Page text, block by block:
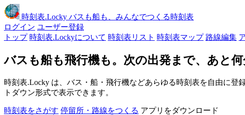
時刻表.Locky バスも船も、みんなでつくる時刻表
ログイン ユーザー登録
トップ 時刻表.Lockyについて 時刻表リスト 時刻表マップ 路線編集
バスも船も飛行機も。次の出発まで、あと何
時刻表.Locky は、バス・船・飛行機などあらゆる時刻表を自由に
トダウン形式で表示できます。
時刻表をさがす 停留所・路線をつくる アプリをダウンロード